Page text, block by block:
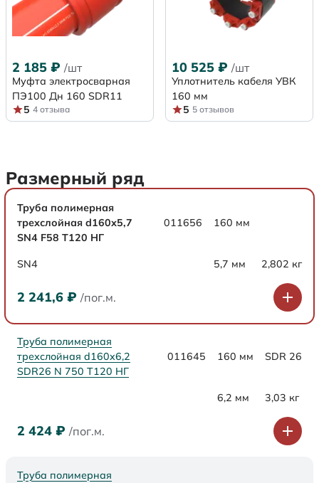
2 185 ₽ /шт
Муфта электросварная
ПЭ100 Дн 160 SDR11
5 4 отзыва
10 525 ₽ /шт
Уплотнитель кабеля УВК
160 мм
5 5 отзывов
Размерный ряд
Труба полимерная
трехслойная d160х5,7
SN4 F58 Т120 НГ
011656 160 мм
SN4 5,7 мм 2,802 кг
2 241,6 ₽ /пог.м.
Труба полимерная
трехслойная d160x6,2
SDR26 N 750 Т120 НГ
011645 160 мм SDR 26
6,2 мм 3,03 кг
2 424 ₽ /пог.м.
Труба полимерная